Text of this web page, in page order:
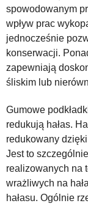
spowodowanym
wpływ prac
jednocześnie
konserwacji.
zapewniają
śliskim lub
Gumowe
redukują hałas.
redukowany
Jest to
realizowanych na
wrażliwych na
hałasu. Ogólnie